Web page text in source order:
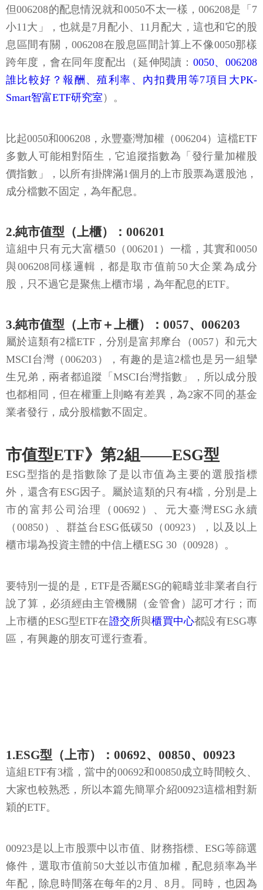
但006208的配息情況就和0050不太一樣，006208是「7
小11大」，也就是7月配小、11月配大，這也和它的股
息區間有關，006208在股息區間計算上不像0050那樣
跨年度，會在同年度配出（延伸閱讀： 0050、006208
誰比較好？報酬、殖利率、內扣費用等7項目大PK-
Smart智富ETF研究室 ）。
比起0050和006208，永豐臺灣加權（006204）這檔ETF
多數人可能相對陌生，它追蹤指數為「發行量加權股
價指數」，以所有掛牌滿1個月的上市股票為選股池，
成分檔數不固定，為年配息。
2.純市值型（上櫃）：006201
這組中只有元大富櫃50（006201）一檔，其實和0050
與006208同樣邏輯，都是取市值前50大企業為成分
股，只不過它是聚焦上櫃市場，為年配息的ETF。
3.純市值型（上市＋上櫃）：0057、006203
屬於這類有2檔ETF，分別是富邦摩台（0057）和元大
MSCI台灣（006203），有趣的是這2檔也是另一組攣
生兄弟，兩者都追蹤「MSCI台灣指數」，所以成分股
也都相同，但在權重上則略有差異，為2家不同的基金
業者發行，成分股檔數不固定。
市值型ETF》第2組——ESG型
ESG型指的是指數除了是以市值為主要的選股指標
外，還含有ESG因子。屬於這類的只有4檔，分別是上
市的富邦公司治理（00692）、元大臺灣ESG永續
（00850）、群益台ESG低碳50（00923），以及以上
櫃市場為投資主體的中信上櫃ESG 30（00928）。
要特別一提的是，ETF是否屬ESG的範疇並非業者自行
說了算，必須經由主管機關（金管會）認可才行；而
上市櫃的ESG型ETF在證交所與櫃買中心都設有ESG專
區，有興趣的朋友可逕行查看。
1.ESG型（上市）：00692、00850、00923
這組ETF有3檔，當中的00692和00850成立時間較久、
大家也較熟悉，所以本篇先簡單介紹00923這檔相對新
穎的ETF。
00923是以上市股票中以市值、財務指標、ESG等篩選
條件，選取市值前50大並以市值加權，配息頻率為半
年配，除息時間落在每年的2月、8月。同時，也因為